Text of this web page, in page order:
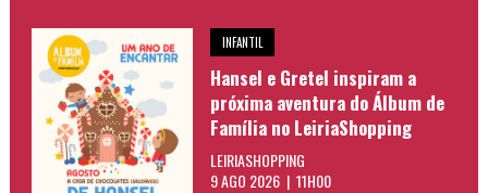
INFANTIL
Hansel e Gretel inspiram a
próxima aventura do Álbum de
Família no LeiriaShopping
LEIRIASHOPPING
9 AGO 2026 | 11H00